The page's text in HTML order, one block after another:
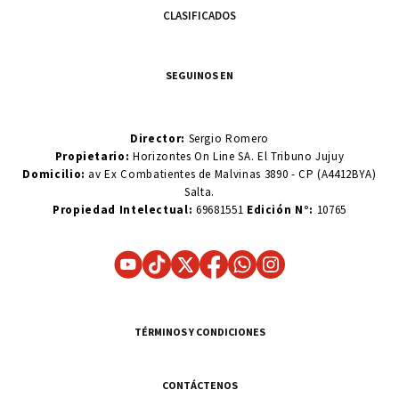
CLASIFICADOS
SEGUINOS EN
Director: Sergio Romero
Propietario:Horizontes On Line SA. El Tribuno Jujuy
Domicilio: av Ex Combatientes de Malvinas 3890 - CP (A4412BYA)
Salta.
Propiedad Intelectual: 69681551 Edición N°: 10765
TÉRMINOS Y CONDICIONES
CONTÁCTENOS